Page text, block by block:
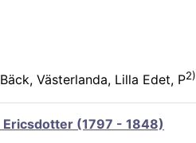
Bäck, Västerlanda, Lilla Edet, P2)
Ericsdotter (1797 - 1848)